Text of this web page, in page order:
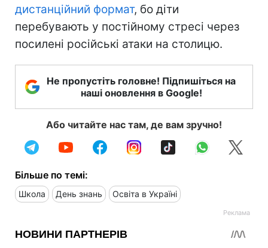
дистанційний формат, бо діти
перебувають у постійному стресі через
посилені російські атаки на столицю.
Не пропустіть головне! Підпишіться на
наші оновлення в Google!
Або читайте нас там, де вам зручно!
Більше по темі:
Школа День знань Освіта в Україні